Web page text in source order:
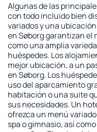
Algunas de las
con todo incluido bien
variados y una
en Søborg garantizan el
como una amplia
huéspedes. Los
mejor ubicación, a un
en Søborg. Los
uso del aparcamiento
habitación o una suite
sus necesidades. Un
ofrezca un menú
spa o gimnasio, así